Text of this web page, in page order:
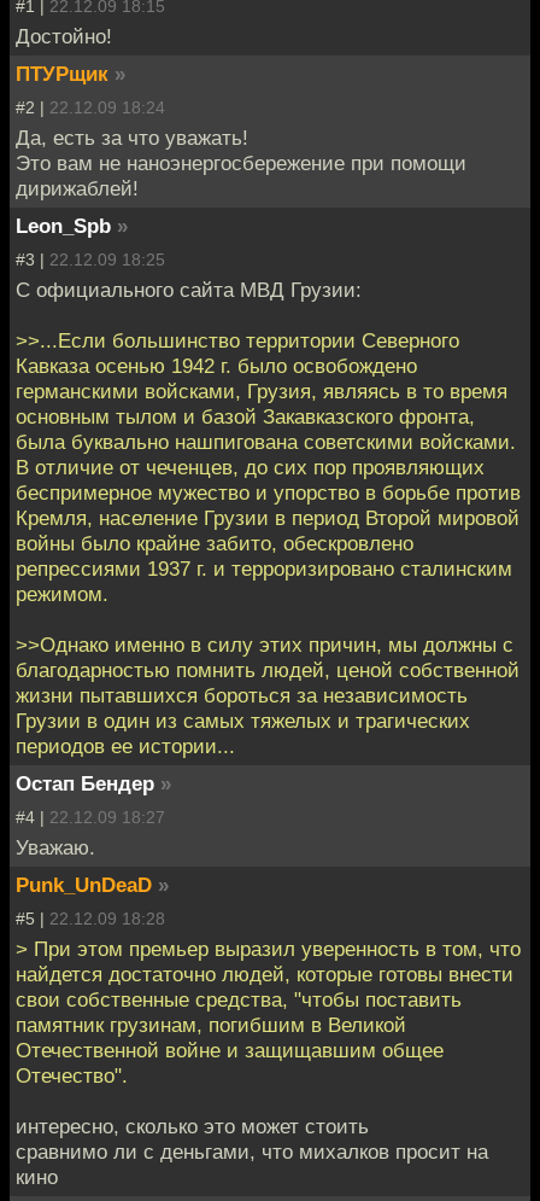
#1 | 22.12.09 18:15
Достойно!
ПТУРщик »
#2 | 22.12.09 18:24
Да, есть за что уважать!
Это вам не наноэнергосбережение при помощи
дирижаблей!
Leon_Spb »
#3 | 22.12.09 18:25
С официального сайта МВД Грузии:
>>...Если большинство территории Северного
Кавказа осенью 1942 г. было освобождено
германскими войсками, Грузия, являясь в то время
основным тылом и базой Закавказского фронта,
была буквально нашпигована советскими войсками.
В отличие от чеченцев, до сих пор проявляющих
беспримерное мужество и упорство в борьбе против
Кремля, население Грузии в период Второй мировой
войны было крайне забито, обескровлено
репрессиями 1937 г. и терроризировано сталинским
режимом.
>>Однако именно в силу этих причин, мы должны с
благодарностью помнить людей, ценой собственной
жизни пытавшихся бороться за независимость
Грузии в один из самых тяжелых и трагических
периодов ее истории...
Остап Бендер »
#4 | 22.12.09 18:27
Уважаю.
Punk_UnDeaD »
#5 | 22.12.09 18:28
> При этом премьер выразил уверенность в том, что
найдется достаточно людей, которые готовы внести
свои собственные средства, "чтобы поставить
памятник грузинам, погибшим в Великой
Отечественной войне и защищавшим общее
Отечество".
интересно, сколько это может стоить
сравнимо ли с деньгами, что михалков просит на
кино